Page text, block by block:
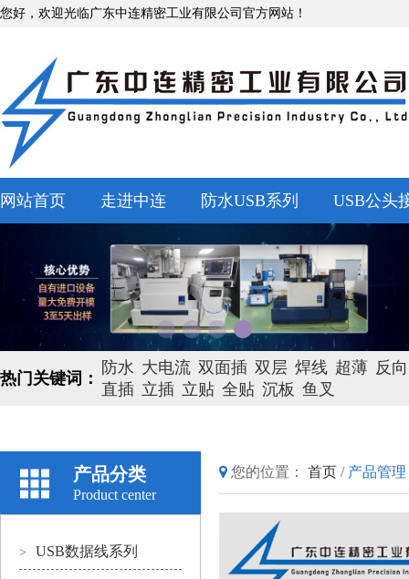
您好，欢迎光临广东中连精密工业有限公司官方网站！
网站首页 走进中连 防水USB系列 USB公头
热门关键词：
防水 大电流 双面插 双层 焊线 超薄 反向
直插 立插 立贴 全贴 沉板 鱼叉
产品分类
Product center
> USB数据线系列
您的位置： 首页 / 产品管理